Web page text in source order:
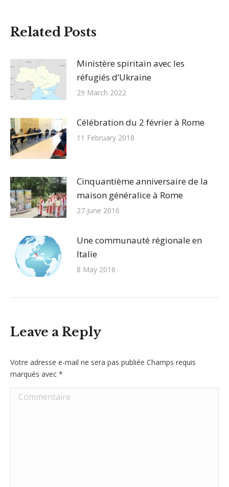
Related Posts
Ministère spiritain avec les
réfugiés d’Ukraine
29 March 2022
Célébration du 2 février à Rome
11 February 2018
Cinquantième anniversaire de la
maison généralice à Rome
27 June 2016
Une communauté régionale en
Italie
8 May 2016
Leave a Reply
Votre adresse e-mail ne sera pas publiée Champs requis
marqués avec *
Commentaire